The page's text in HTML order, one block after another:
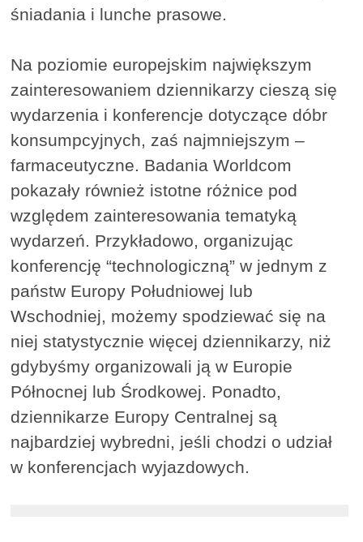
śniadania i lunche prasowe.
Na poziomie europejskim największym
zainteresowaniem dziennikarzy cieszą się
wydarzenia i konferencje dotyczące dóbr
konsumpcyjnych, zaś najmniejszym –
farmaceutyczne. Badania Worldcom
pokazały również istotne różnice pod
względem zainteresowania tematyką
wydarzeń. Przykładowo, organizując
konferencję “technologiczną” w jednym z
państw Europy Południowej lub
Wschodniej, możemy spodziewać się na
niej statystycznie więcej dziennikarzy, niż
gdybyśmy organizowali ją w Europie
Północnej lub Środkowej. Ponadto,
dziennikarze Europy Centralnej są
najbardziej wybredni, jeśli chodzi o udział
w konferencjach wyjazdowych.